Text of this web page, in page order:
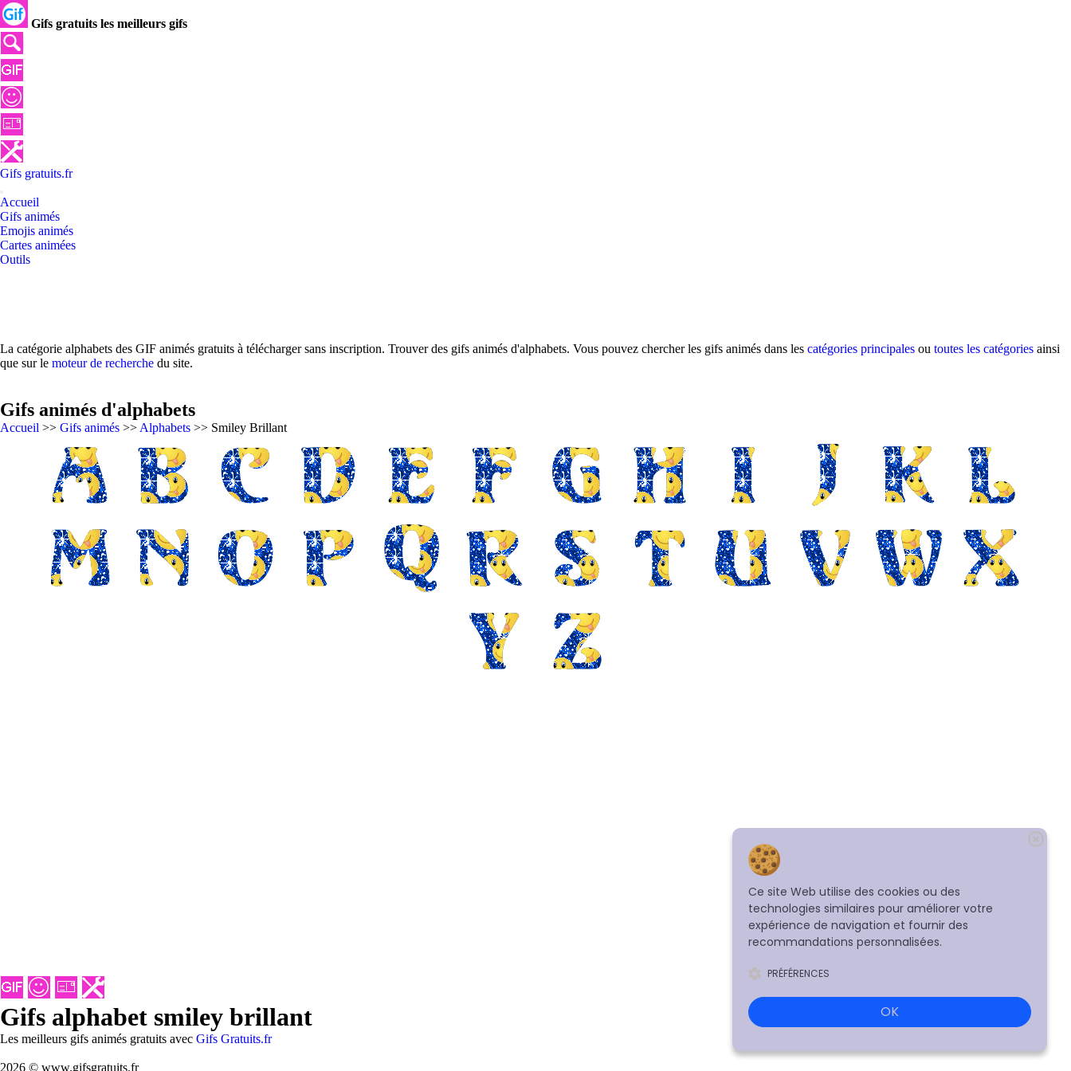
Gifs gratuits les meilleurs gifs
Gifs gratuits.fr
Accueil
Gifs animés
Emojis animés
Cartes animées
Outils
La catégorie alphabets des GIF animés gratuits à télécharger sans inscription. Trouver des gifs animés d'alphabets. Vous pouvez chercher les gifs animés dans les catégories principales ou toutes les catégories ainsi
que sur le moteur de recherche du site.
Gifs animés d'alphabets
Accueil >> Gifs animés >> Alphabets >> Smiley Brillant
Gifs alphabet smiley brillant
Les meilleurs gifs animés gratuits avec Gifs Gratuits.fr
2026 © www.gifsgratuits.fr
Ce site Web utilise des cookies ou des
technologies similaires pour améliorer votre
expérience de navigation et fournir des
recommandations personnalisées.
PRÉFÉRENCES
OK